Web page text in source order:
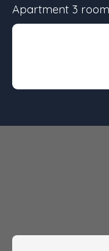
Apartment 3